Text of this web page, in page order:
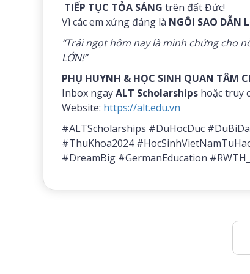
TIẾP TỤC TỎA SÁNG trên đất Đức!
Vì các em xứng đáng là NGÔI SAO DẪN
“Trái ngọt hôm nay là minh chứng cho
LỚN!”
PHỤ HUYNH & HỌC SINH QUAN TÂM
Inbox ngayALT Scholarships hoặc truy
Website: https://alt.edu.vn
#ALTScholarships #DuHocDuc
#ThuKhoa2024
#DreamBig #GermanEducation